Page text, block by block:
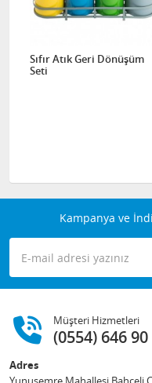
Sıfır Atık Geri Dönüşüm
Seti
Kampanya ve
Müşteri Hizmetleri
(0554) 646
Adres